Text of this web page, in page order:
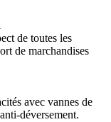
de toutes les
de marchandises
avec vannes de
déversement.